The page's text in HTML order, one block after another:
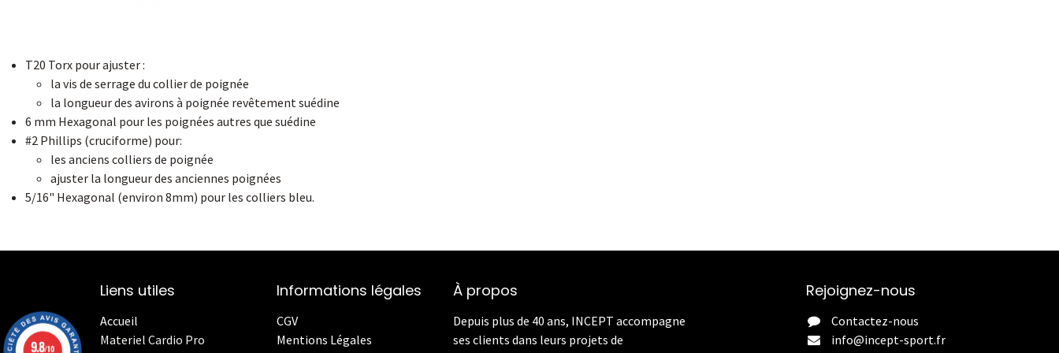
T20 Torx pour ajuster :
la vis de serrage du collier de poignée
la longueur des avirons à poignée revêtement suédine
6 mm Hexagonal pour les poignées autres que suédine
#2 Phillips (cruciforme) pour:
les anciens colliers de poignée
ajuster la longueur des anciennes poignées
5/16" Hexagonal (environ 8mm) pour les colliers bleu.
Liens utiles
Accueil
Materiel Cardio Pro
Informations légales
CGV
Mentions Légales
À propos
Depuis plus de 40 ans, INCEPT accompagne
ses clients dans leurs projets de
Rejoignez-nous
Contactez-nous
info@incept-sport.fr
9.8/10